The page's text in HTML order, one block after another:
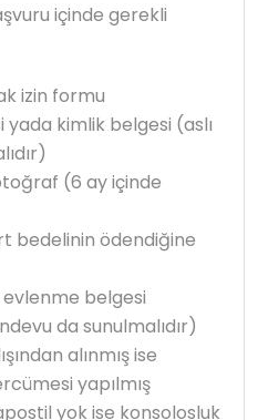
içinde gerekli
izin formu
kimlik belgesi (aslı
(6 ay içinde
bedelinin ödendiğine
evlenme belgesi
da sunulmalıdır)
alınmış ise
yapılmış
yok ise konsolosluk